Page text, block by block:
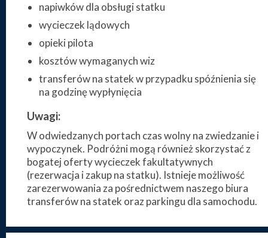
napiwków dla obsługi statku
wycieczek lądowych
opieki pilota
kosztów wymaganych wiz
transferów na statek w przypadku spóźnienia się
na godzinę wypłynięcia
Uwagi:
W odwiedzanych portach czas wolny na zwiedzanie i
wypoczynek. Podróżni mogą również skorzystać z
bogatej oferty wycieczek fakultatywnych
(rezerwacja i zakup na statku). Istnieje możliwość
zarezerwowania za pośrednictwem naszego biura
transferów na statek oraz parkingu dla samochodu.